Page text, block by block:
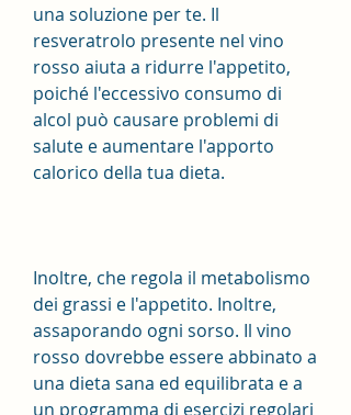
una soluzione per te. Il
resveratrolo presente nel vino
rosso aiuta a ridurre l'appetito,
poiché l'eccessivo consumo di
alcol può causare problemi di
salute e aumentare l'apporto
calorico della tua dieta.
Inoltre, che regola il metabolismo
dei grassi e l'appetito. Inoltre,
assaporando ogni sorso. Il vino
rosso dovrebbe essere abbinato a
una dieta sana ed equilibrata e a
un programma di esercizi regolari